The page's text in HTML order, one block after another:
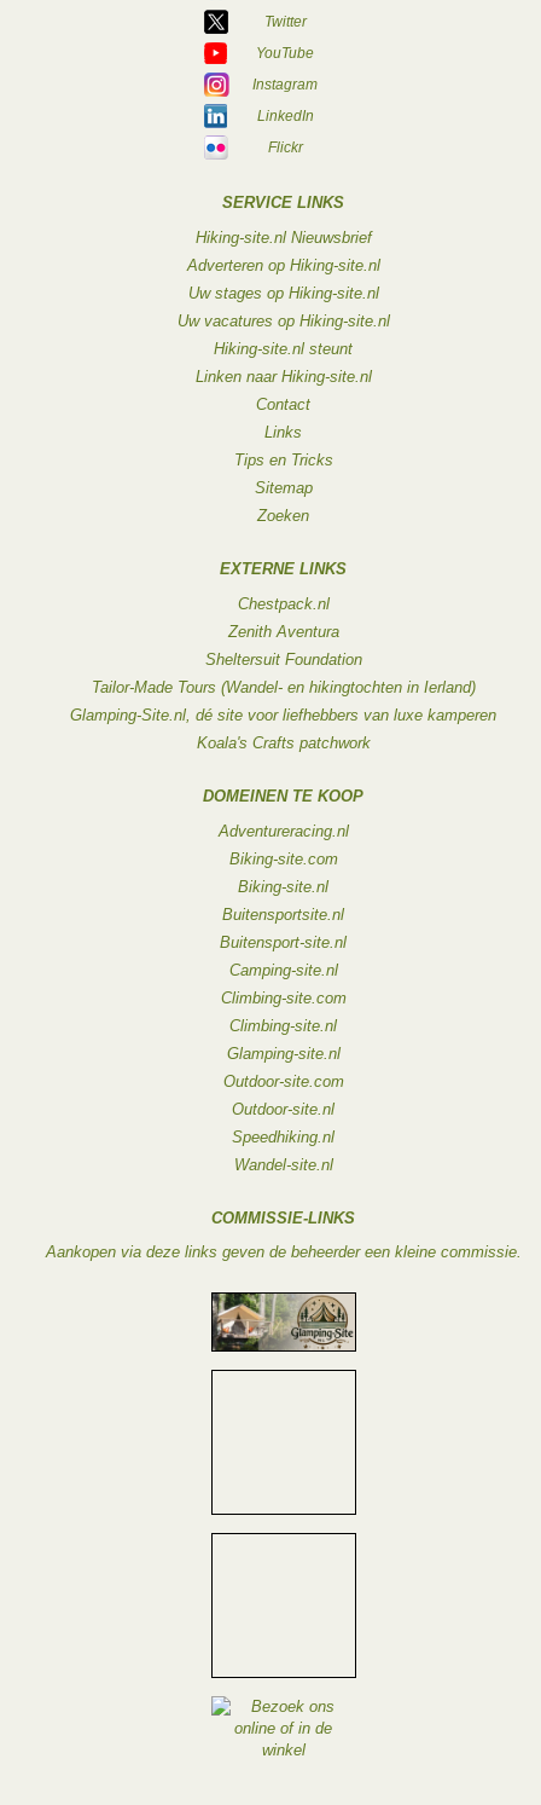
Twitter
YouTube
Instagram
LinkedIn
Flickr
SERVICE LINKS
Hiking-site.nl Nieuwsbrief
Adverteren op Hiking-site.nl
Uw stages op Hiking-site.nl
Uw vacatures op Hiking-site.nl
Hiking-site.nl steunt
Linken naar Hiking-site.nl
Contact
Links
Tips en Tricks
Sitemap
Zoeken
EXTERNE LINKS
Chestpack.nl
Zenith Aventura
Sheltersuit Foundation
Tailor-Made Tours (Wandel- en hikingtochten in Ierland)
Glamping-Site.nl, dé site voor liefhebbers van luxe kamperen
Koala's Crafts patchwork
DOMEINEN TE KOOP
Adventureracing.nl
Biking-site.com
Biking-site.nl
Buitensportsite.nl
Buitensport-site.nl
Camping-site.nl
Climbing-site.com
Climbing-site.nl
Glamping-site.nl
Outdoor-site.com
Outdoor-site.nl
Speedhiking.nl
Wandel-site.nl
COMMISSIE-LINKS
Aankopen via deze links geven de beheerder een kleine commissie.